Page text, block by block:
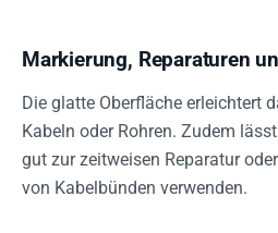
Markierung, Reparaturen
Die glatte Oberfläche erleichtert
Kabeln oder Rohren. Zudem
gut zur zeitweisen Reparatur
von Kabelbünden verwenden.